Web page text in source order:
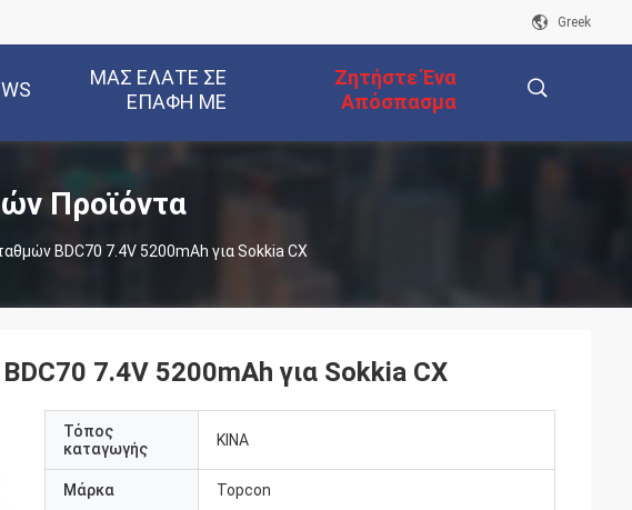
Greek
ΜΑΣ ΕΛΆΤΕ ΣΕ
ΕΠΑΦΉ ΜΕ
Ζητήστε Ένα
Απόσπασμα
Προϊόντα
BDC70 7.4V 5200mAh για Sokkia CX
7.4V 5200mAh για Sokkia CX
Τόπος
καταγωγής
ΚΙΝΑ
Μάρκα Topcon